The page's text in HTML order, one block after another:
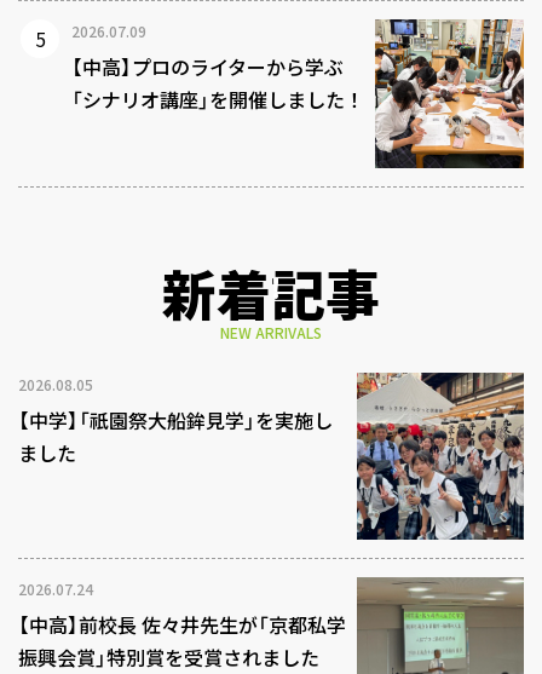
2026.07.09
【中高】プロのライターから学ぶ
「シナリオ講座」を開催しました！
新着記事
NEW ARRIVALS
2026.08.05
【中学】「祇園祭大船鉾見学」を実施し
ました
2026.07.24
【中高】前校長 佐々井先生が「京都私学
振興会賞」特別賞を受賞されました